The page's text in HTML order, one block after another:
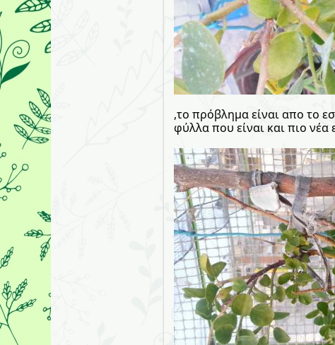
,το πρόβλημα είναι απο το
φύλλα που είναι και πιο νέα